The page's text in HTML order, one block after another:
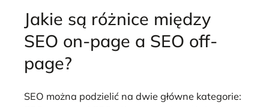
Jakie są różnice między
SEO on-page a SEO off-
page?
SEO można podzielić na dwie główne kategorie: